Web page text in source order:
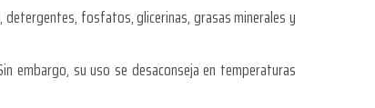
fosfatos, glicerinas, grasas minerales y
embargo, su uso se desaconseja en temperaturas